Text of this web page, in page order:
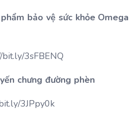
bảo vệ sức khỏe Omega
3sFBENQ
chưng đường phèn
3JPpy0k